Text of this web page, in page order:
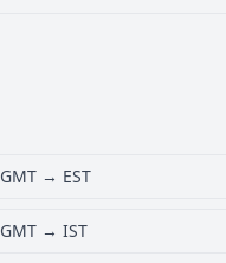
GMT → EST
GMT → IST